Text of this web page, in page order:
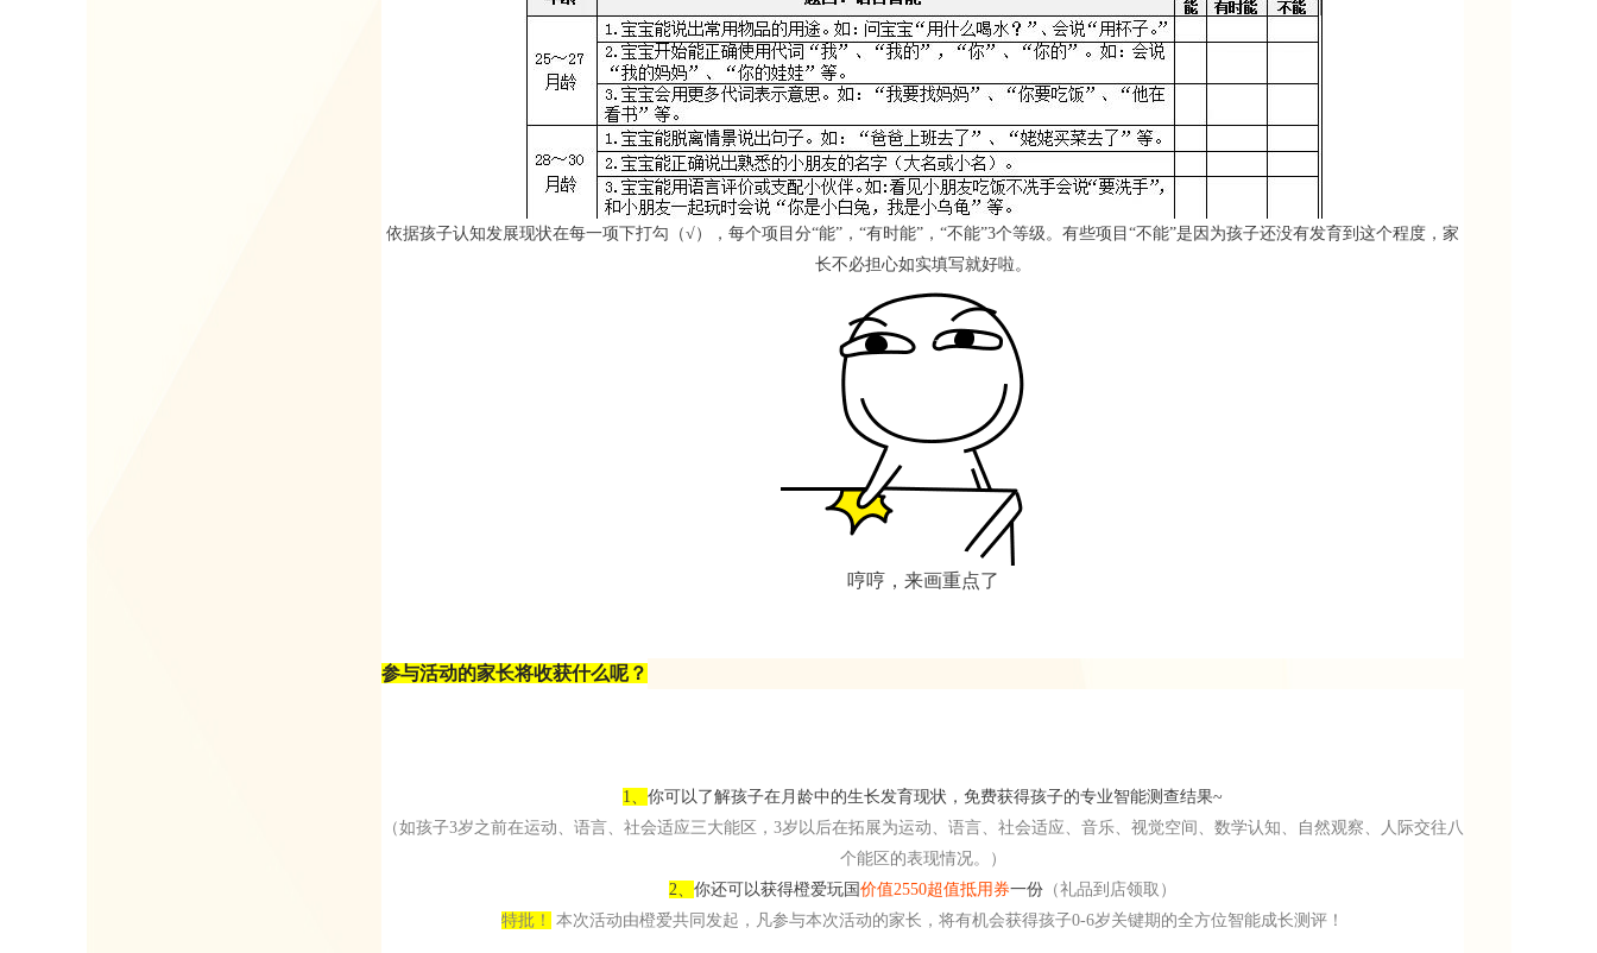
依据孩子认知发展现状在每一项下打勾（√），每个项目分“能”，“有时能”，“不能”3个等级。有些项目“不能”是因为孩子还没有发育到这个程度，家
长不必担心如实填写就好啦。
哼哼，来画重点了
参与活动的家长将收获什么呢？
1、 你可以了解孩子在月龄中的生长发育现状，免费获得孩子的专业智能测查结果~
（如孩子3岁之前在运动、语言、社会适应三大能区，3岁以后在拓展为运动、语言、社会适应、音乐、视觉空间、数学认知、自然观察、人际交往八
个能区的表现情况。）
2、 你还可以获得橙爱玩国 价值2550超值抵用券一份 （礼品到店领取）
特批！
本次活动由橙爱共同发起，凡参与本次活动的家长，将有机会获得孩子0-6岁关键期的全方位智能成长测评！